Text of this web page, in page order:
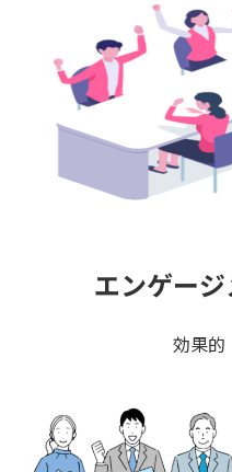
エンゲージ
効果的